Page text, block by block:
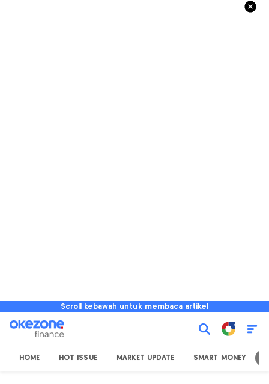
Scroll kebawah untuk membaca artikel
HOME HOT ISSUE MARKET UPDATE SMART MONEY